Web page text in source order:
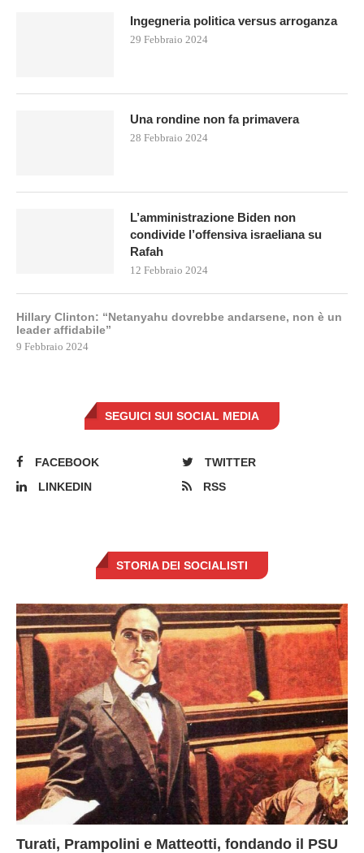
Ingegneria politica versus arroganza
29 Febbraio 2024
Una rondine non fa primavera
28 Febbraio 2024
L’amministrazione Biden non
condivide l’offensiva israeliana su
Rafah
12 Febbraio 2024
Hillary Clinton: “Netanyahu dovrebbe andarsene, non è un
leader affidabile”
9 Febbraio 2024
SEGUICI SUI SOCIAL MEDIA
FACEBOOK
TWITTER
LINKEDIN
RSS
STORIA DEI SOCIALISTI
Turati, Prampolini e Matteotti, fondando il PSU